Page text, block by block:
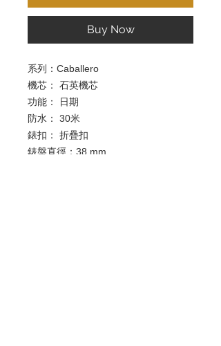
Buy Now
系列：Caballero
機芯： 石英機芯
功能： 日期
防水： 30米
錶扣： 折疊扣
錶盤直徑：38 mm